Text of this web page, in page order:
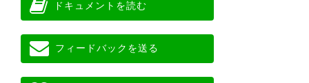
ドキュメントを読む
フィードバックを送る